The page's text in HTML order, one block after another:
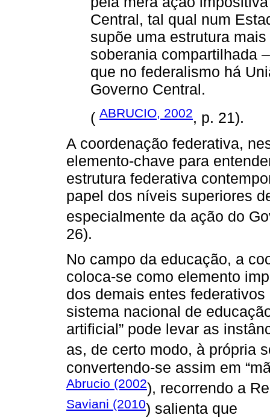
Central, tal qual num
supõe uma estrutura
soberania compartilhada
que no federalismo há
Governo Central.
( ABRUCIO, 2002, p. 21).
A coordenação federativa,
elemento-chave para
estrutura federativa
papel dos níveis superiores
especialmente da ação do
26).
No campo da educação, a
coloca-se como elemento
dos demais entes
sistema nacional de
artificial” pode levar as
as, de certo modo, à própria
convertendo-se assim em
Abrucio (2002), recorrendo a
Saviani (2010) salienta que